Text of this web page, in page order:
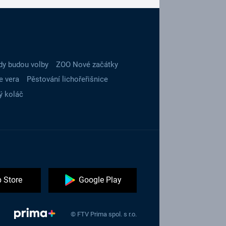
budou volby
ZOO Nové začátky
vera
Pěstování lichořeřišnice
koláč
Store Google Play
© FTV Prima spol. s r.o.